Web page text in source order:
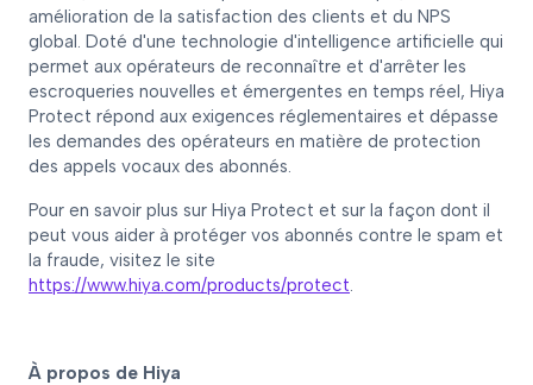
amélioration de la satisfaction des clients et du NPS
global. Doté d'une technologie d'intelligence artificielle qui
permet aux opérateurs de reconnaître et d'arrêter les
escroqueries nouvelles et émergentes en temps réel, Hiya
Protect répond aux exigences réglementaires et dépasse
les demandes des opérateurs en matière de protection
des appels vocaux des abonnés.
Pour en savoir plus sur Hiya Protect et sur la façon dont il
peut vous aider à protéger vos abonnés contre le spam et
la fraude, visitez le site
https://www.hiya.com/products/protect.
À propos de Hiya